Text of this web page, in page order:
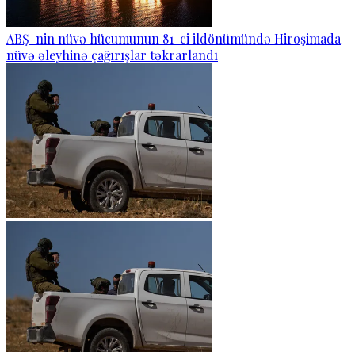
ABŞ-nin nüvə hücumunun 81-ci ildönümündə Hiroşimada
nüvə əleyhinə çağırışlar təkrarlandı